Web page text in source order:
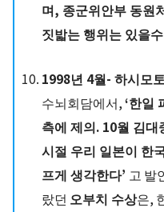
며, 종군위안부 동원
짓밟는 행위는 있을
1998년 4월- 하시모
수뇌회담에서,‘한일
측에 제의. 10월 김대
시절 우리 일본이 한
프게 생각한다’ 고 발
랐던 오부치 수상은,